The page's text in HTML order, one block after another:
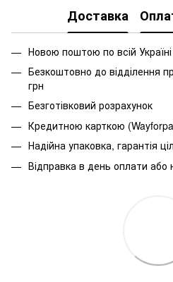
Доставка
Новою поштою по всій Україні
Безкоштовно до відділення
грн
Безготівковий розрахунок
Кредитною карткою
Надійна упаковка, гарантія
Відправка в день оплати або